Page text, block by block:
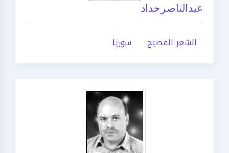
عبدالناصرحداد
الشعر الفصيح سوريا